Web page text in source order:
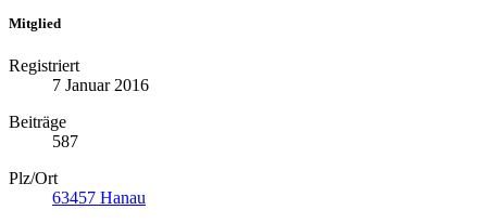
Mitglied
Registriert
7 Januar 2016
Beiträge
587
Plz/Ort
63457 Hanau